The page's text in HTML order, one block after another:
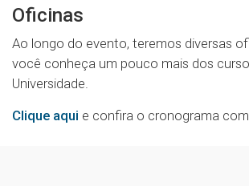
Oficinas
Ao longo do evento, teremos diversas
você conheça um pouco mais dos
Universidade.
Clique aqui e confira o cronograma